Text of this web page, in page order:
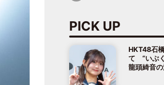
PICK UP
HKT48石
て “いぶ
龍頭綺音